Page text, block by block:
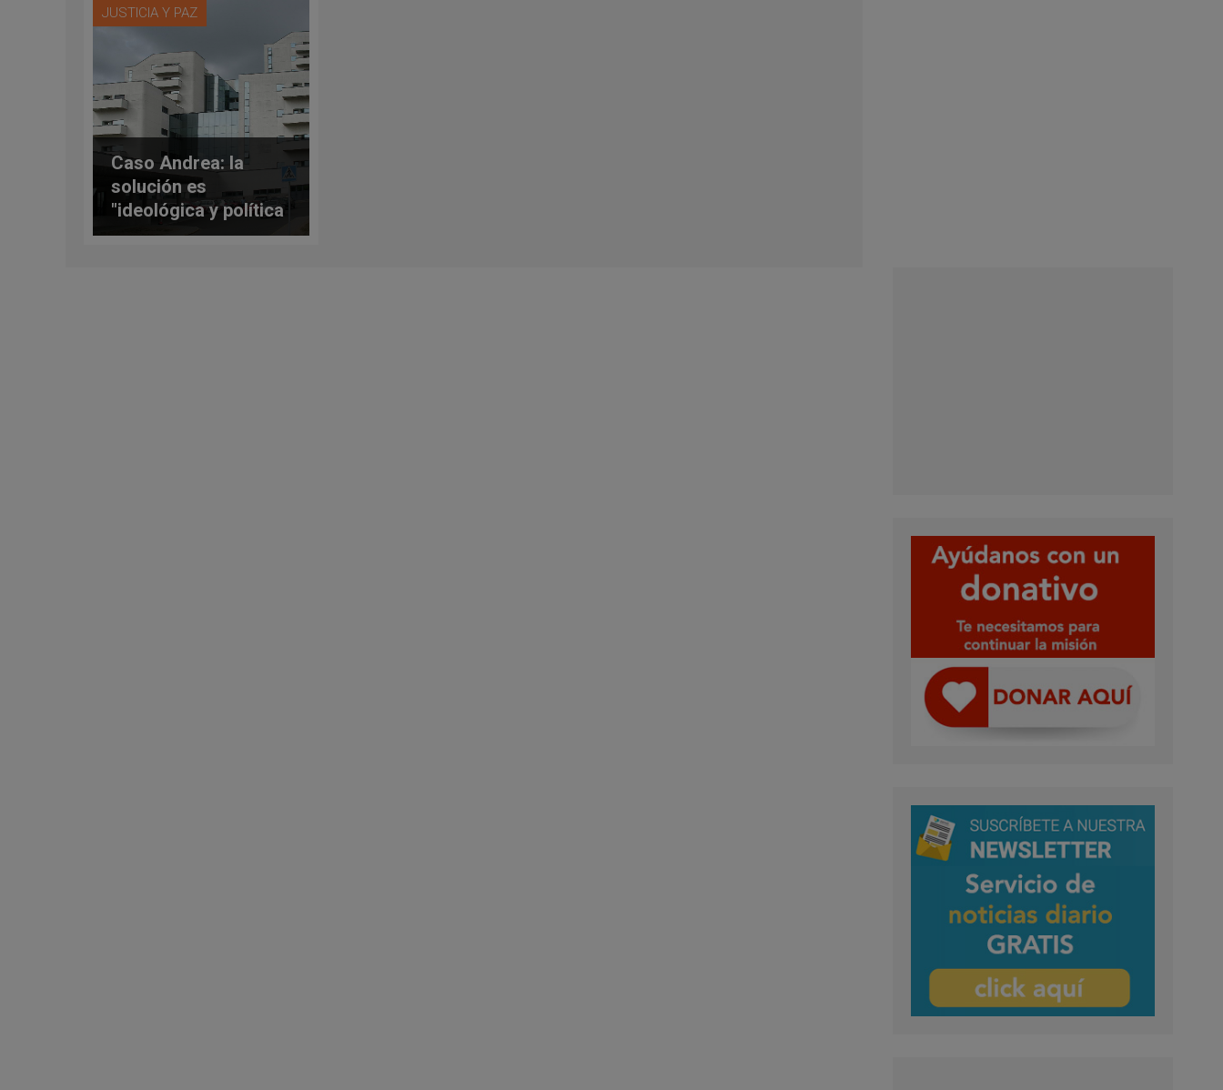
JUSTICIA Y PAZ
Caso Andrea: la
solución es
"ideológica y política
más que médica y